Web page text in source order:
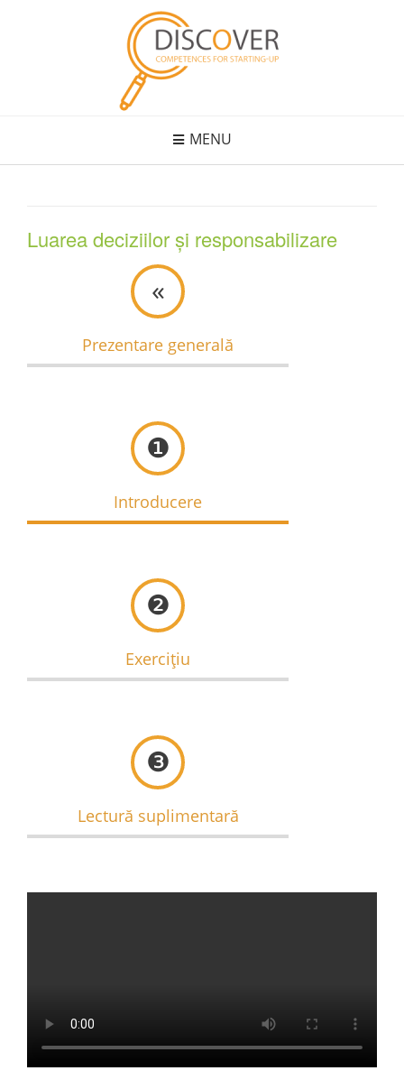
MENU
Luarea deciziilor și responsabilizare
«
Prezentare generală
❶
Introducere
❷
Exercițiu
❸
Lectură suplimentară